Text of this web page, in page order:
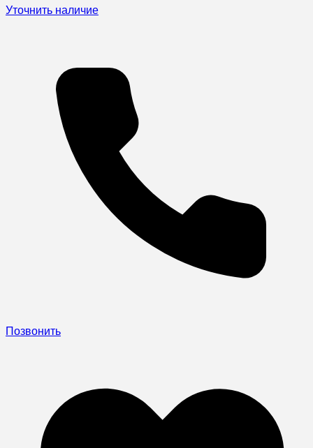
Уточнить наличие
Позвонить